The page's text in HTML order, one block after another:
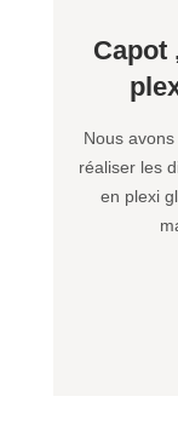
Capot
Nous
réaliser les
en plexi